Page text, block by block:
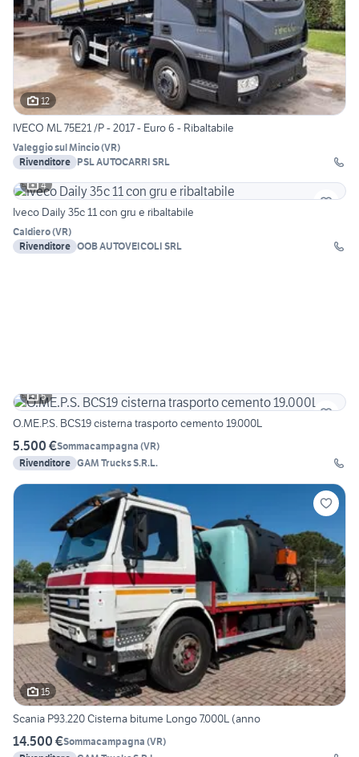
12
IVECO ML 75E21 /P - 2017 - Euro 6 - Ribaltabile
Valeggio sul Mincio(VR)
Rivenditore PSL AUTOCARRI SRL
4
Iveco Daily 35c 11 con gru e ribaltabile
Caldiero(VR)
Rivenditore OOB AUTOVEICOLI SRL
5
O.ME.P.S. BCS19 cisterna trasporto cemento 19.000L
5.500 €Sommacampagna (VR)
Rivenditore GAM Trucks S.R.L.
15
Scania P93.220 Cisterna bitume Longo 7.000L (anno
14.500 €Sommacampagna (VR)